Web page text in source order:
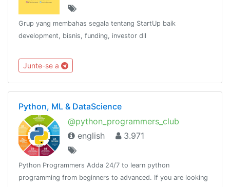
Grup yang membahas segala tentang StartUp baik
development, bisnis, funding, investor dll
Junte-se a
Python, ML & DataScience
@python_programmers_club
english
3.971
Python Programmers Adda 24/7 to learn python
programming from beginners to advanced. If you are looking